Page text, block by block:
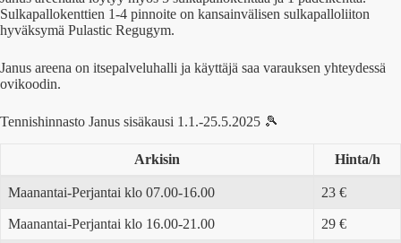
Sulkapallokenttien 1-4 pinnoite on kansainvälisen sulkapalloliiton
hyväksymä Pulastic Regugym.
Janus areena on itsepalveluhalli ja käyttäjä saa varauksen yhteydessä
ovikoodin.
Tennishinnasto Janus sisäkausi 1.1.-25.5.2025 🎾
Arkisin Hinta/h
Maanantai-Perjantai klo 07.00-16.00 23 €
Maanantai-Perjantai klo 16.00-21.00 29 €